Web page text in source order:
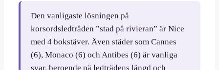
Den vanligaste lösningen på
korsordsledtråden ”stad på rivieran” är Nice
med 4 bokstäver. Även städer som Cannes
(6), Monaco (6) och Antibes (6) är vanliga
svar, beroende på ledtrådens längd och